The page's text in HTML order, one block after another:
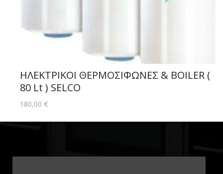
ΗΛΕΚΤΡΙΚΟΙ ΘΕΡΜΟΣΙΦΩΝΕΣ & BOILER (
80 Lt ) SELCO
180,00 €